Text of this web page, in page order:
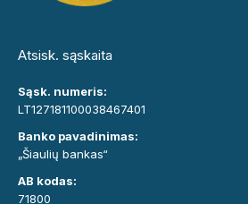
Atsisk. sąskaita
Sąsk. numeris:
LT127181100038467401
Banko pavadinimas:
„Šiaulių bankas“
AB kodas:
71800